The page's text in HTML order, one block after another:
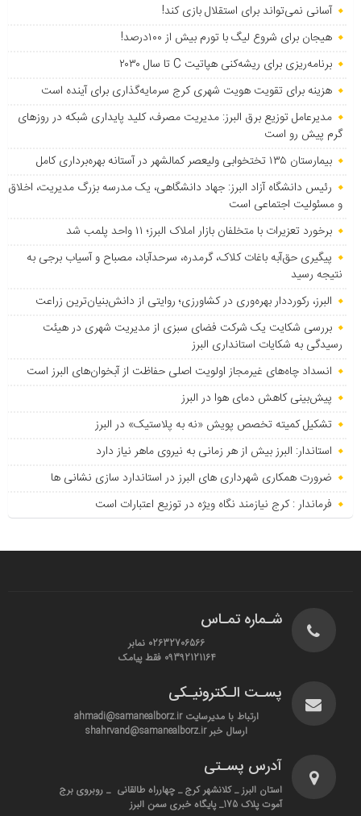
آسانی نمی‌تواند برای استقلال بازی کند!
هیجان برای شروع لیگ با تورم بیش از ۱۰۰درصد!
برنامه‌ریزی برای ریشه‌کنی هپاتیت C تا سال ۲۰۳۰
هزینه برای تقویت هویت شهری کرج سرمایه‌گذاری برای آینده است
مدیرعامل توزیع برق البرز: مدیریت مصرف، کلید پایداری شبکه در روزهای
گرم پیش رو است
بیمارستان ۱۳۵ تختخوابی ولیعصر کمالشهر در آستانه بهره‌برداری کامل
رئیس دانشگاه آزاد البرز: جهاد دانشگاهی، یک مدرسه بزرگ مدیریت، اخلاق
و مسئولیت اجتماعی است
برخورد تعزیرات با متخلفان بازار املاک البرز؛ ۱۱ واحد پلمب شد
پیگیری حق‌آبه باغات کلاک، گرمدره، سرحدآباد، مصباح و آسیاب برجی به
نتیجه رسید
البرز، رکورددار بهره‌وری در کشاورزی؛ روایتی از دانش‌بنیان‌ترین زراعت
بررسی شکایت یک شرکت فضای سبزی از مدیریت شهری در هیئت
رسیدگی به شکایات استانداری البرز
انسداد چاه‌های غیرمجاز اولویت اصلی حفاظت از آبخوان‌های البرز است
پیش‌بینی کاهش دمای هوا در البرز
تشکیل کمیته تخصص پویش «نه به پلاستیک» در البرز
استاندار: البرز بیش از هر زمانی به نیروی ماهر نیاز دارد
ضرورت همکاری شهرداری های البرز در استاندارد سازی نشانی ها
فرماندار : کرج نیازمند نگاه ویژه در توزیع اعتبارات است
شـماره تمـاس
02632706566 نمابر
09392121164 فقط پیامک
پسـت الـکترونیـکی
ارتباط با مدیرسایت ahmadi@samanealborz.ir
ارسال خبر shahrvand@samanealborz.ir
آدرس پسـتی
استان البرز _ کلانشهر کرج _ چهارراه طالقانی _ روبروی برج
آموت پلاک 175_ پایگاه خبری سمن البرز